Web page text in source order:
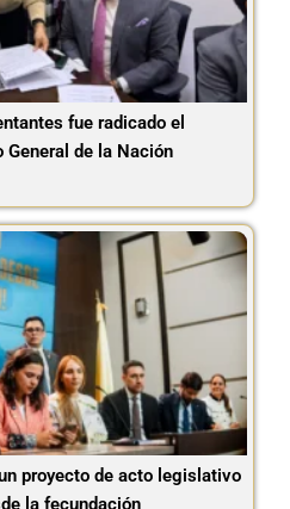
fue radicado el
General de la Nación
proyecto de acto legislativo
la fecundación